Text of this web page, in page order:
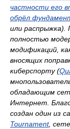
частности его
обрёл
или распрыжка).
полностью
модификаций,
вносящих
киберспорту (
обладающим
Интернет.
создан один из
Tournament,